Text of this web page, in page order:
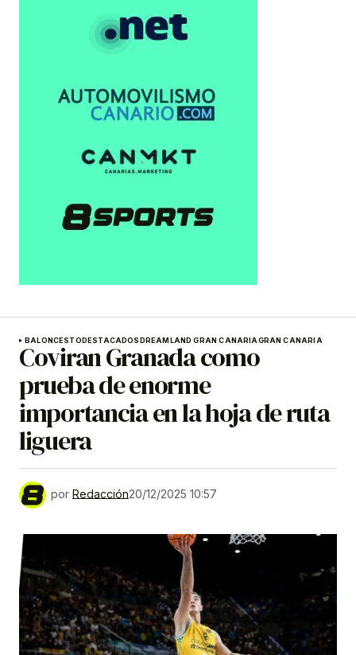
BALONCESTODESTACADOSDREAMLAND GRAN CANARIAGRAN CANARIA
Coviran Granada como
prueba de enorme
importancia en la hoja de ruta
liguera
por Redacción20/12/2025 10:57